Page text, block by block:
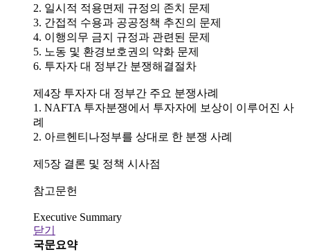
2. 일시적 적용면제 규정의 존치 문제
3. 간접적 수용과 공공정책 추진의 문제
4. 이행의무 금지 규정과 관련된 문제
5. 노동 및 환경보호권의 약화 문제
6. 투자자 대 정부간 분쟁해결절차
제4장 투자자 대 정부간 주요 분쟁사례
1. NAFTA 투자분쟁에서 투자자에 보상이 이루어진 사
례
2. 아르헨티나정부를 상대로 한 분쟁 사례
제5장 결론 및 정책 시사점
참고문헌
Executive Summary
닫기
국문요약